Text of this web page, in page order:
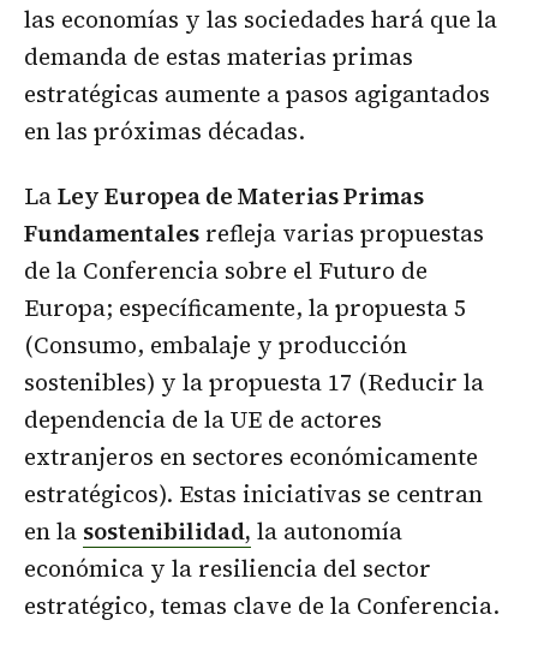
las economías y las sociedades hará que la
demanda de estas materias primas
estratégicas aumente a pasos agigantados
en las próximas décadas.
LaLey Europea de Materias Primas
Fundamentales refleja varias propuestas
de la Conferencia sobre el Futuro de
Europa; específicamente, la propuesta 5
(Consumo, embalaje y producción
sostenibles) y la propuesta 17 (Reducir la
dependencia de la UE de actores
extranjeros en sectores económicamente
estratégicos). Estas iniciativas se centran
en la sostenibilidad, la autonomía
económica y la resiliencia del sector
estratégico, temas clave de la Conferencia.